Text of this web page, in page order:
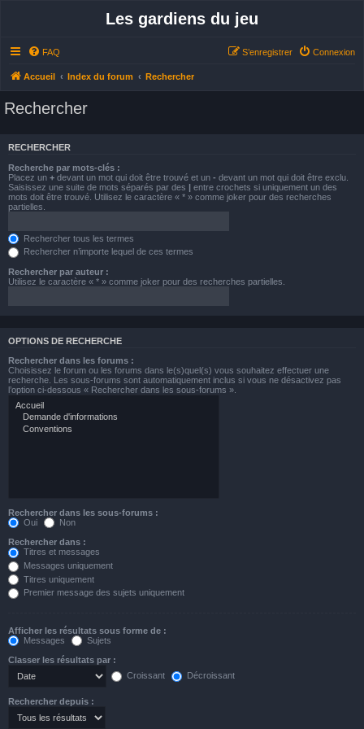
Les gardiens du jeu
FAQ Connexion
S’enregistrer
Accueil Index du forum Rechercher
Rechercher
RECHERCHER
Recherche par mots-clés :
Placez un + devant un mot qui doit être trouvé et un - devant un mot qui doit être exclu.
Saisissez une suite de mots séparés par des | entre crochets si uniquement un des
mots doit être trouvé. Utilisez le caractère « * » comme joker pour des recherches
partielles.
Rechercher tous les termes
Rechercher n’importe lequel de ces termes
Rechercher par auteur :
Utilisez le caractère « * » comme joker pour des recherches partielles.
OPTIONS DE RECHERCHE
Rechercher dans les forums :
Choisissez le forum ou les forums dans le(s)quel(s) vous souhaitez effectuer une
recherche. Les sous-forums sont automatiquement inclus si vous ne désactivez pas
l’option ci-dessous « Rechercher dans les sous-forums ».
Rechercher dans les sous-forums :
Oui
Non
Rechercher dans :
Titres et messages
Messages uniquement
Titres uniquement
Premier message des sujets uniquement
Afficher les résultats sous forme de :
Messages
Sujets
Classer les résultats par :
Croissant
Décroissant
Rechercher depuis :